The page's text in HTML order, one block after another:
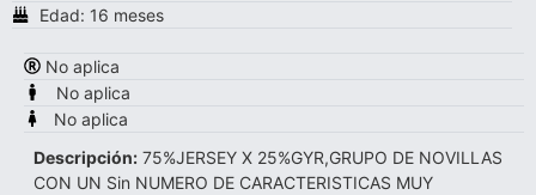
Edad: 16 meses
No aplica
No aplica
No aplica
Descripción: 75%JERSEY X 25%GYR,GRUPO DE NOVILLAS
CON UN Sin NUMERO DE CARACTERISTICAS MUY